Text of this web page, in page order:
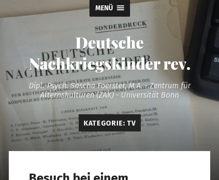
MENÜ
Deutsche
Nachkriegskinder rev.
Dipl.-Psych. Sascha Foerster, M.A. - Zentrum für
Alternskulturen (ZAK) - Universität Bonn
KATEGORIE: TV